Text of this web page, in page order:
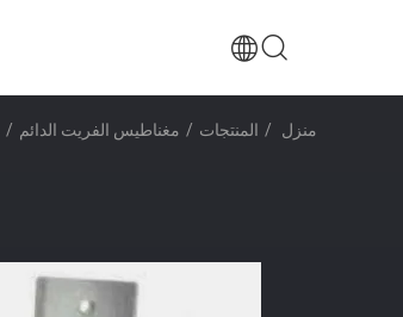
منزل / المنتجات / مغناطيس الفريت الدائم /